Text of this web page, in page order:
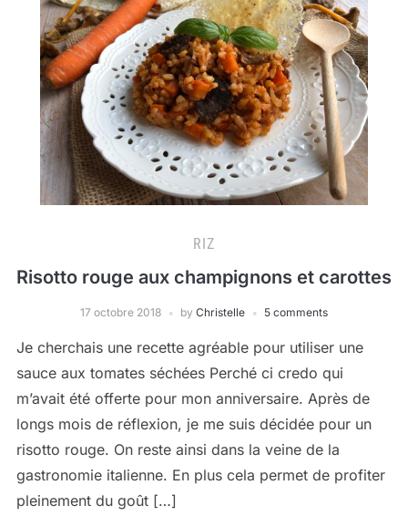
RIZ
Risotto rouge aux champignons et carottes
17 octobre 2018 by Christelle 5 comments
Je cherchais une recette agréable pour utiliser une
sauce aux tomates séchées Perché ci credo qui
m’avait été offerte pour mon anniversaire. Après de
longs mois de réflexion, je me suis décidée pour un
risotto rouge. On reste ainsi dans la veine de la
gastronomie italienne. En plus cela permet de profiter
pleinement du goût […]